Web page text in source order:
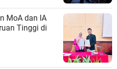
MoA dan IA
Tinggi di